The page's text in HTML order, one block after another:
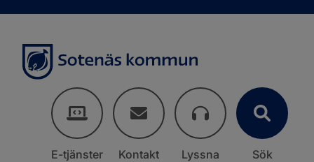
E-tjänster Kontakt Lyssna Sök